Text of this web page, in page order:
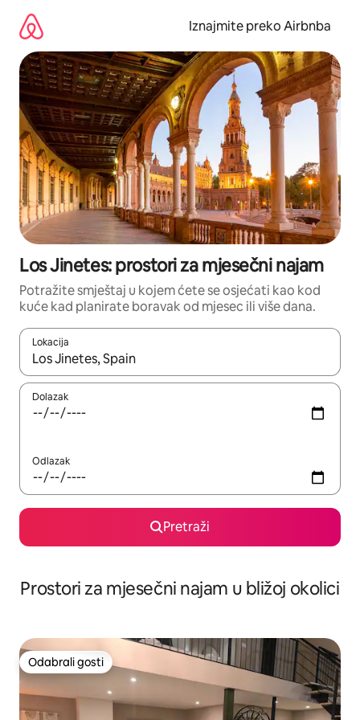
sadržaj
Iznajmite preko Airbnba
Los Jinetes: prostori za mjesečni najam
Potražite smještaj u kojem ćete se osjećati kao kod
kuće kad planirate boravak od mjesec ili više dana.
Lokacija
Kada budu dostupni rezultati, moći ćete ih pregledati
Dolazak
Odlazak
Pretraži
Prostori za mjesečni najam u bližoj okolici
Odabrali gosti
Odabrali gosti